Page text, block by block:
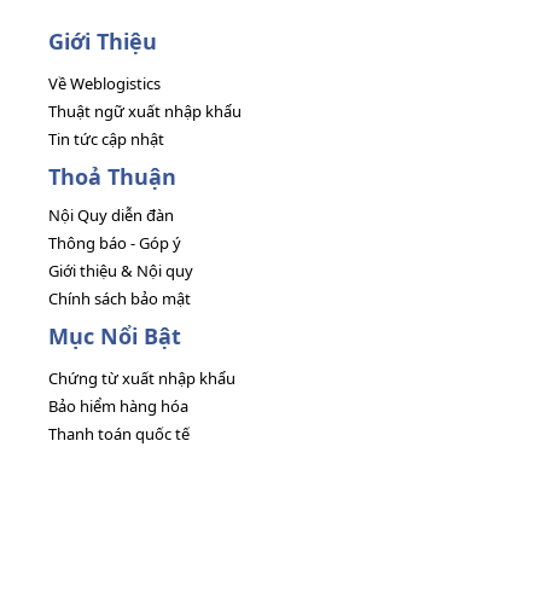
Giới Thiệu
Về Weblogistics
Thuật ngữ xuất nhập khẩu
Tin tức cập nhật
Thoả Thuận
Nội Quy diễn đàn
Thông báo - Góp ý
Giới thiệu & Nội quy
Chính sách bảo mật
Mục Nổi Bật
Chứng từ xuất nhập khẩu
Bảo hiểm hàng hóa
Thanh toán quốc tế